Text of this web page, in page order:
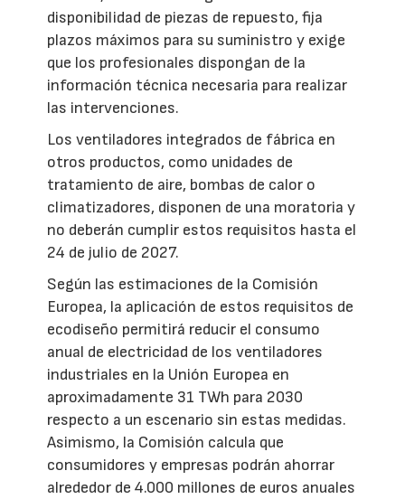
disponibilidad de piezas de repuesto, fija
plazos máximos para su suministro y exige
que los profesionales dispongan de la
información técnica necesaria para realizar
las intervenciones.
Los ventiladores integrados de fábrica en
otros productos, como unidades de
tratamiento de aire, bombas de calor o
climatizadores, disponen de una moratoria y
no deberán cumplir estos requisitos hasta el
24 de julio de 2027.
Según las estimaciones de la Comisión
Europea, la aplicación de estos requisitos de
ecodiseño permitirá reducir el consumo
anual de electricidad de los ventiladores
industriales en la Unión Europea en
aproximadamente 31 TWh para 2030
respecto a un escenario sin estas medidas.
Asimismo, la Comisión calcula que
consumidores y empresas podrán ahorrar
alrededor de 4.000 millones de euros anuales